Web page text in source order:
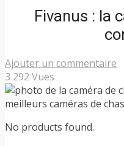
Fivanus : la
Ajouter un commentaire
3 292 Vues
No products found.